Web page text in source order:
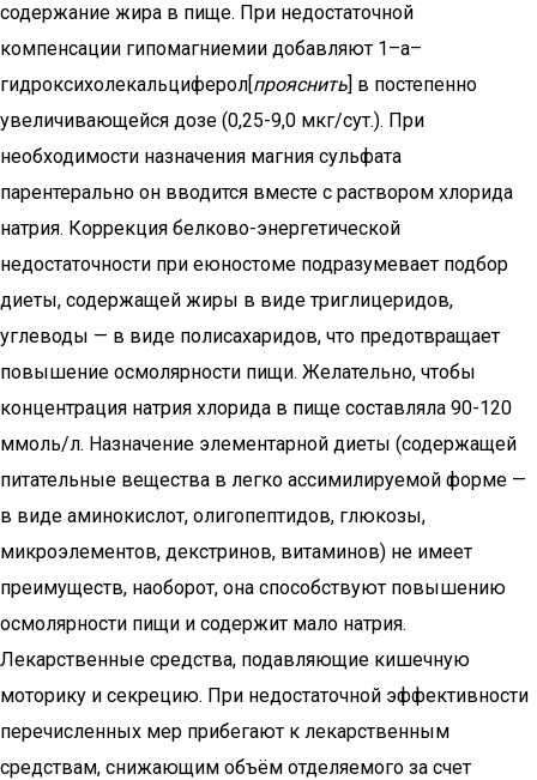
содержание жира в пище. При недостаточной
компенсации гипомагниемии добавляют 1–a–
гидроксихолекальциферол[прояснить] в постепенно
увеличивающейся дозе (0,25-9,0 мкг/сут.). При
необходимости назначения магния сульфата
парентерально он вводится вместе с раствором хлорида
натрия. Коррекция белково-энергетической
недостаточности при еюностоме подразумевает подбор
диеты, содержащей жиры в виде триглицеридов,
углеводы — в виде полисахаридов, что предотвращает
повышение осмолярности пищи. Желательно, чтобы
концентрация натрия хлорида в пище составляла 90-120
ммоль/л. Назначение элементарной диеты (содержащей
питательные вещества в легко ассимилируемой форме —
в виде аминокислот, олигопептидов, глюкозы,
микроэлементов, декстринов, витаминов) не имеет
преимуществ, наоборот, она способствуют повышению
осмолярности пищи и содержит мало натрия.
Лекарственные средства, подавляющие кишечную
моторику и секрецию. При недостаточной эффективности
перечисленных мер прибегают к лекарственным
средствам, снижающим объём отделяемого за счет